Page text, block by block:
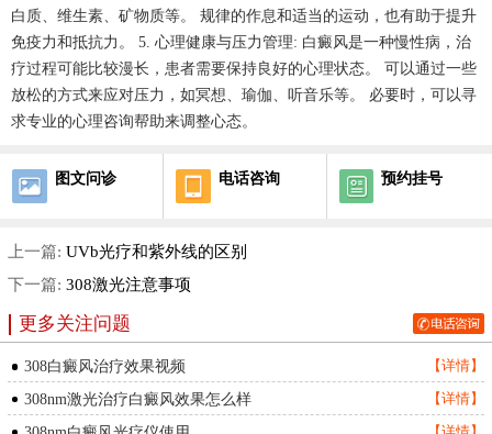
白质、维生素、矿物质等。 规律的作息和适当的运动，也有助于提升
免疫力和抵抗力。 5. 心理健康与压力管理: 白癜风是一种慢性病，治
疗过程可能比较漫长，患者需要保持良好的心理状态。 可以通过一些
放松的方式来应对压力，如冥想、瑜伽、听音乐等。 必要时，可以寻
求专业的心理咨询帮助来调整心态。
图文问诊 电话咨询 预约挂号
上一篇: UVb光疗和紫外线的区别
下一篇: 308激光注意事项
更多关注问题
308白癜风治疗效果视频 【详情】
308nm激光治疗白癜风效果怎么样 【详情】